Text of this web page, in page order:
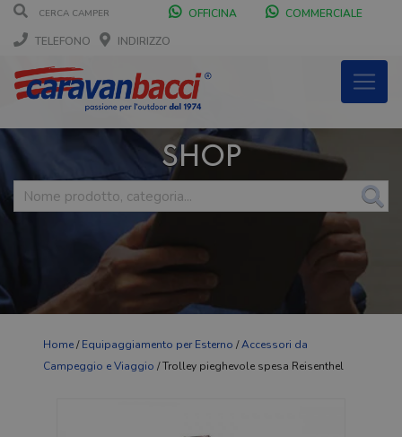
OFFICINA
COMMERCIALE
TELEFONO
INDIRIZZO
SHOP
Home/Equipaggiamento per Esterno /Accessori da
Campeggio e Viaggio / Trolley pieghevole spesa Reisenthel